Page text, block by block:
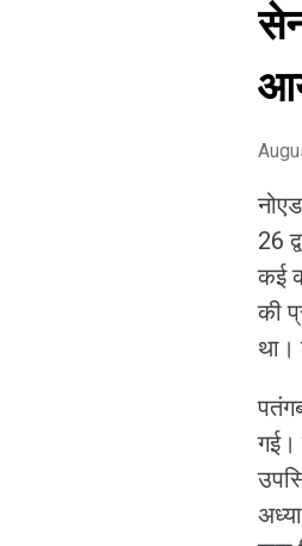
26
कई
की
था।
गई।